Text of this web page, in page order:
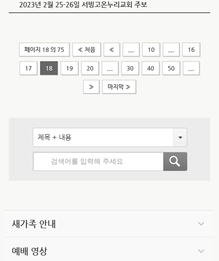
2023년 2월 25-26일 서빙고온누리교회 주보
페이지 18 의 75 « 처음 « 10 16
17 18 19 20 30 40 50
» 마지막 »
제목 + 내용
새가족 안내
예배 영상